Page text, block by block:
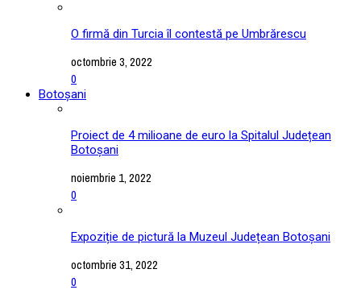
O firmă din Turcia îl contestă pe Umbrărescu
octombrie 3, 2022
0
Botoșani
Proiect de 4 milioane de euro la Spitalul Județean
Botoșani
noiembrie 1, 2022
0
Expoziție de pictură la Muzeul Județean Botoșani
octombrie 31, 2022
0